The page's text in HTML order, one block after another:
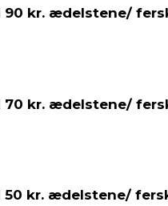
90 kr. ædelstene/
70 kr. ædelstene/
50 kr. ædelstene/